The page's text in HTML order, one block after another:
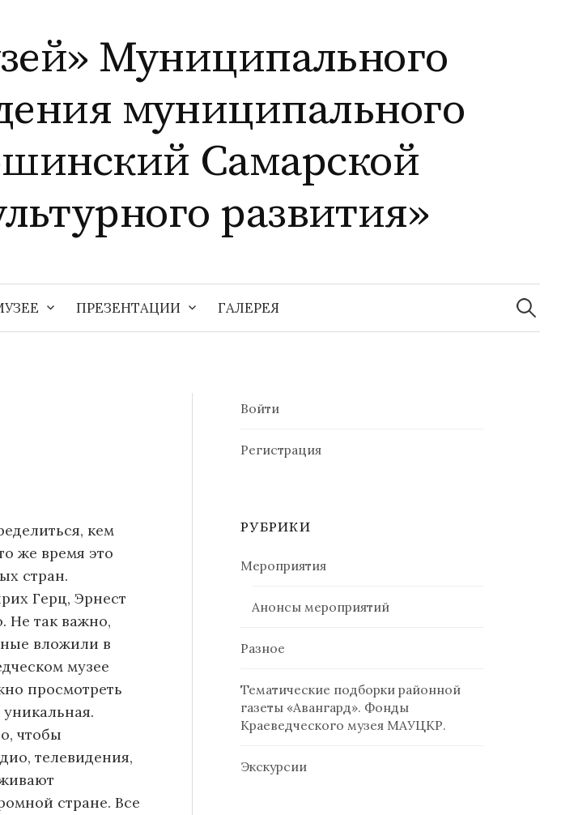
Муниципального
муниципального
Самарской
развития»
ПРЕЗЕНТАЦИИ ГАЛЕРЕЯ
Найти:
кем
же время это
стран.
Герц, Эрнест
Не так важно,
вложили в
музее
просмотреть
чтобы
телевидения,
стране. Все
Войти
Регистрация
РУБРИКИ
Мероприятия
Анонсы мероприятий
Разное
Тематические подборки районной
газеты «Авангард». Фонды
Краеведческого музея МАУЦКР.
Экскурсии